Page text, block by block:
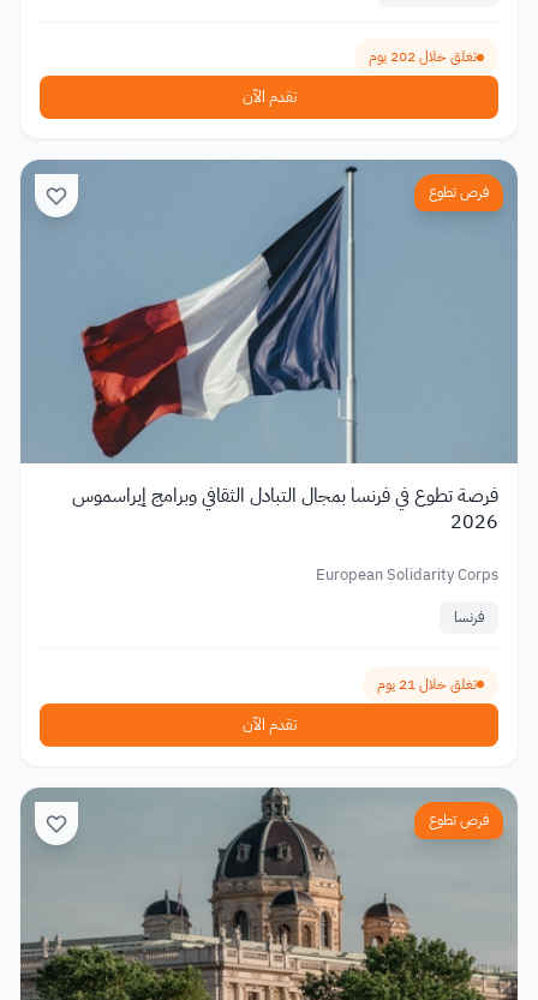
تغلق خلال 202 يوم
تقدم الآن
فرص تطوع
فرصة تطوع في فرنسا بمجال التبادل الثقافي وبرامج إيراسموس
2026
European Solidarity Corps
فرنسا
تغلق خلال 21 يوم
تقدم الآن
فرص تطوع